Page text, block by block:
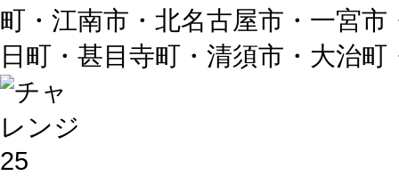
町・江南市・北名古屋市・一宮
日町・甚目寺町・清須市・大治